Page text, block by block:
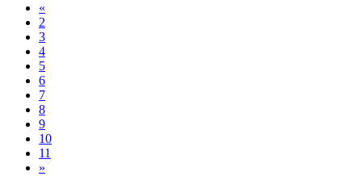
«
2
3
4
5
6
7
8
9
10
11
»